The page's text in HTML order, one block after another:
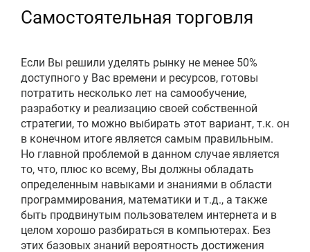
Самостоятельная торговля
Если Вы решили уделять рынку не менее 50%
доступного у Вас времени и ресурсов, готовы
потратить несколько лет на самообучение,
разработку и реализацию своей собственной
стратегии, то можно выбирать этот вариант, т.к. он
в конечном итоге является самым правильным.
Но главной проблемой в данном случае является
то, что, плюс ко всему, Вы должны обладать
определенным навыками и знаниями в области
программирования, математики и т.д., а также
быть продвинутым пользователем интернета и в
целом хорошо разбираться в компьютерах. Без
этих базовых знаний вероятность достижения